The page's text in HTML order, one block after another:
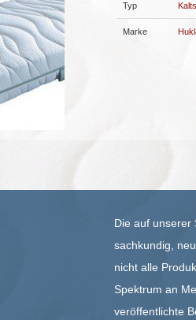
Typ
Marke
Die auf unserer
sachkundig,
nicht alle
Spektrum an
veröffentlichte